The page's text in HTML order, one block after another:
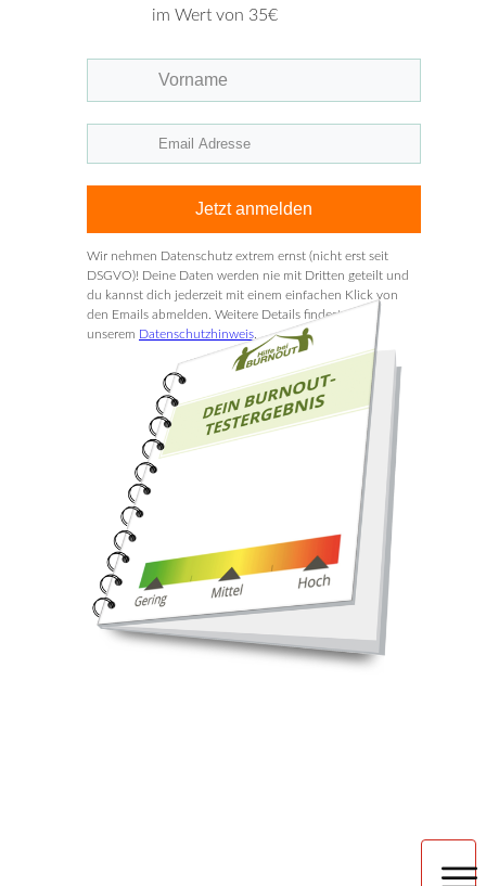
im Wert von 35€
Jetzt anmelden
Wir nehmen Datenschutz extrem ernst (nicht erst seit
DSGVO)! Deine Daten werden nie mit Dritten geteilt und
du kannst dich jederzeit mit einem einfachen Klick von
den Emails abmelden. Weitere Details findest du in
unserem Datenschutzhinweis